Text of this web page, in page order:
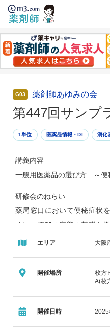
G03 薬剤師あゆみの会
第447回サンプ
1単位 医薬品情報・DI 消化
講義内容
一般用医薬品の選び方 ～便
研修会のねらい
薬局窓口において便秘症状
めに、便秘の病態の基礎を
び方とトリアージ方法を学ぶ
講師
サンプラザ調剤薬局 実習
エリア 大阪
開催場所
枚方
A(枚
開催日時 2025